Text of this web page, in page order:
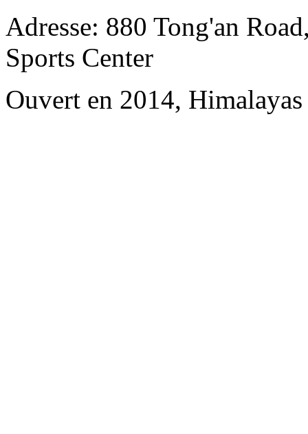
Adresse: 880 Tong'an
Sports Center
Ouvert en 2014,